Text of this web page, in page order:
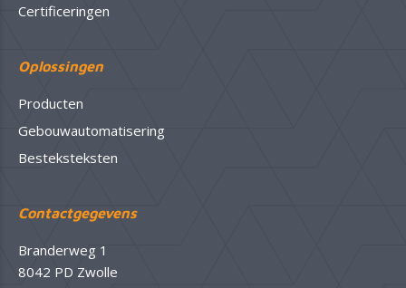
Certificeringen
Oplossingen
Producten
Gebouwautomatisering
Besteksteksten
Contactgegevens
Branderweg 1
8042 PD Zwolle